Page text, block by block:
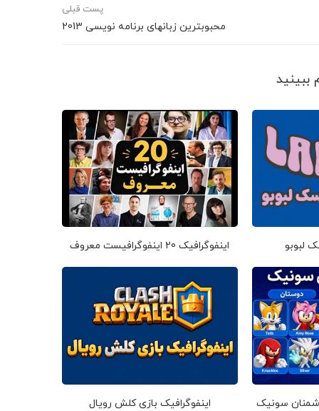
پست قبلی
محبوبترین زبانهای برنامه نویسی 2013
اینفوگرافیک 20 اینفوگرافیست معروف لبوبو
اینفوگرافیک بازی کلش رویال سونیک